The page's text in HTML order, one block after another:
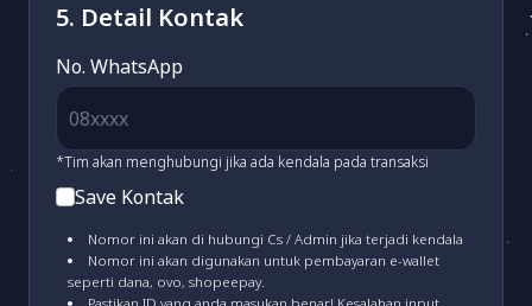
BSI VA
PERMATA VA
MANDIRI VA(fee 4.000)
5. Detail Kontak
No. WhatsApp
*Tim akan menghubungi jika ada kendala pada transaksi
Save Kontak
Nomor ini akan di hubungi Cs / Admin jika terjadi kendala
Nomor ini akan digunakan untuk pembayaran e-wallet
seperti dana, ovo, shopeepay.